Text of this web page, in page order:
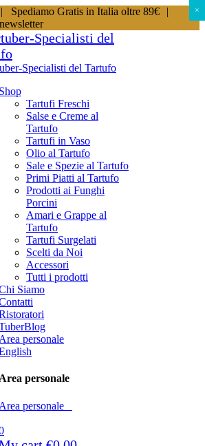
Spediamo Gratis in Italia oltre 89€
|
Shop
Tartufi Freschi
Salse e Creme al
Tartufo
Tartufi in Vaso
Olio al Tartufo
Sale e Spezie al Tartufo
Primi Piatti al Tartufo
Prodotti ai Funghi
Porcini
Amari e Grappe al
Tartufo
Tartufi Surgelati
Scelti da Noi
Accessori
Tutti i prodotti
Siamo
Area personale
Area personale
Area personale
×
×